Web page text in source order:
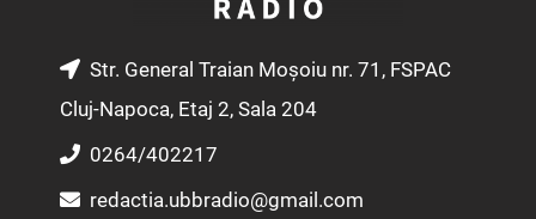
Str. General Traian Moșoiu nr. 71, FSPAC
Cluj-Napoca, Etaj 2, Sala 204
0264/402217
redactia.ubbradio@gmail.com